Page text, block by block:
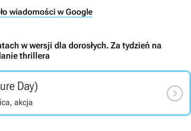
wiadomości w Google
w wersji dla dorosłych. Za tydzień na
thrillera
Day)
akcja 